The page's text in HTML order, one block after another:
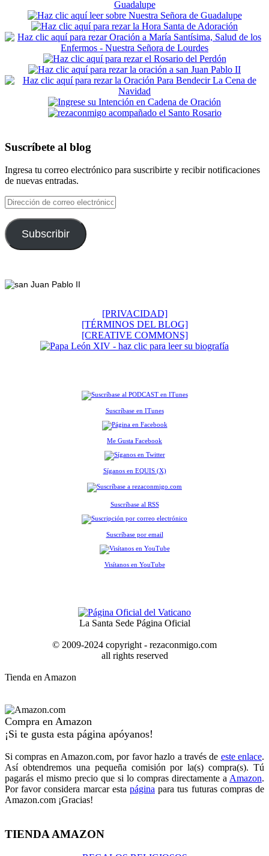
Suscríbete al blog
Ingresa tu correo electrónico para suscribirte y recibir notificaciones
de nuevas entradas.
Dirección
de
correo
electrónico
Subscribir
[PRIVACIDAD]
[TÉRMINOS DEL BLOG]
[CREATIVE COMMONS]
Suscríbase en ITunes
Me Gusta Facebook
Síganos en EQUIS (X)
Suscríbase al RSS
Suscríbase por email
Visítanos en YouTube
La Santa Sede Página Oficial
© 2009-2024 copyright - rezaconmigo.com
all rights reserved
Tienda en Amazon
Compra en Amazon
¡Si te gusta esta página apóyanos!
Si compras en Amazon.com, por favor hazlo a través de este enlace.
Así obtendremos una pequeña comisión por la(s) compra(s). Tú
pagarás el mismo precio que si lo compras directamente a Amazon.
Por favor considera marcar esta página para tus futuras compras de
Amazon.com ¡Gracias!
TIENDA AMAZON